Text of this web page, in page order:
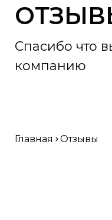
Спасибо что
компанию
Главная Отзывы